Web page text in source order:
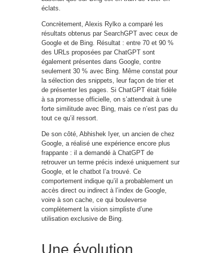
éclats.
Concrètement, Alexis Rylko a comparé les
résultats obtenus par SearchGPT avec ceux de
Google et de Bing. Résultat : entre 70 et 90 %
des URLs proposées par ChatGPT sont
également présentes dans Google, contre
seulement 30 % avec Bing. Même constat pour
la sélection des snippets, leur façon de trier et
de présenter les pages. Si ChatGPT était fidèle
à sa promesse officielle, on s’attendrait à une
forte similitude avec Bing, mais ce n’est pas du
tout ce qu’il ressort.
De son côté, Abhishek Iyer, un ancien de chez
Google, a réalisé une expérience encore plus
frappante : il a demandé à ChatGPT de
retrouver un terme précis indexé uniquement sur
Google, et le chatbot l’a trouvé. Ce
comportement indique qu’il a probablement un
accès direct ou indirect à l’index de Google,
voire à son cache, ce qui bouleverse
complètement la vision simpliste d’une
utilisation exclusive de Bing.
Une évolution